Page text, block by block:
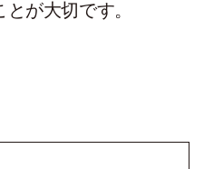
が大切です。